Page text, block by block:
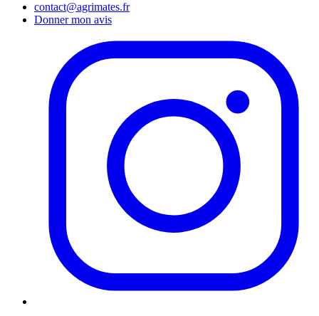
contact@agrimates.fr
Donner mon avis